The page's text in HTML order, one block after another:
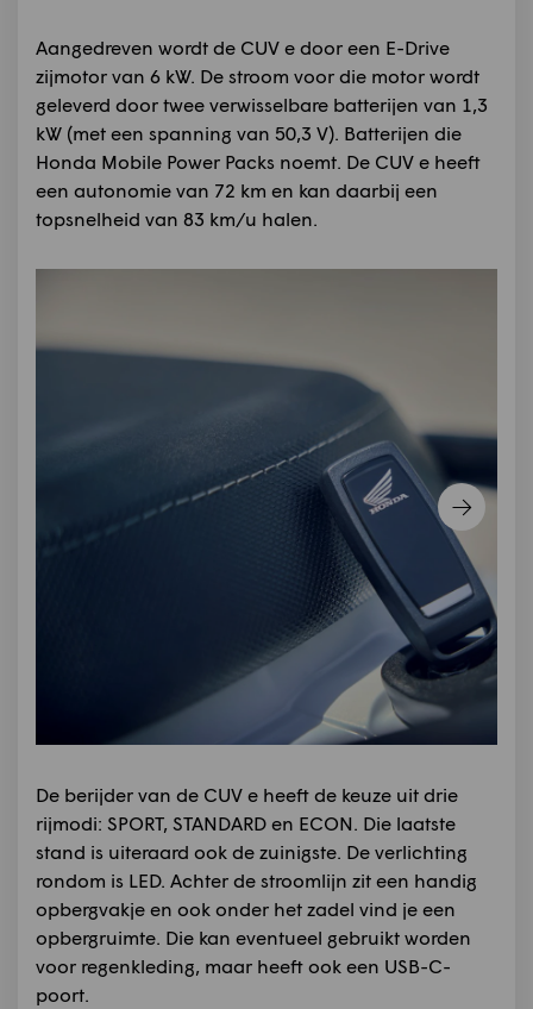
Aangedreven wordt de CUV e door een E-Drive
zijmotor van 6 kW. De stroom voor die motor wordt
geleverd door twee verwisselbare batterijen van 1,3
kW (met een spanning van 50,3 V). Batterijen die
Honda Mobile Power Packs noemt. De CUV e heeft
een autonomie van 72 km en kan daarbij een
topsnelheid van 83 km/u halen.
De berijder van de CUV e heeft de keuze uit drie
rijmodi: SPORT, STANDARD en ECON. Die laatste
stand is uiteraard ook de zuinigste. De verlichting
rondom is LED. Achter de stroomlijn zit een handig
opbergvakje en ook onder het zadel vind je een
opbergruimte. Die kan eventueel gebruikt worden
voor regenkleding, maar heeft ook een USB-C-
poort.